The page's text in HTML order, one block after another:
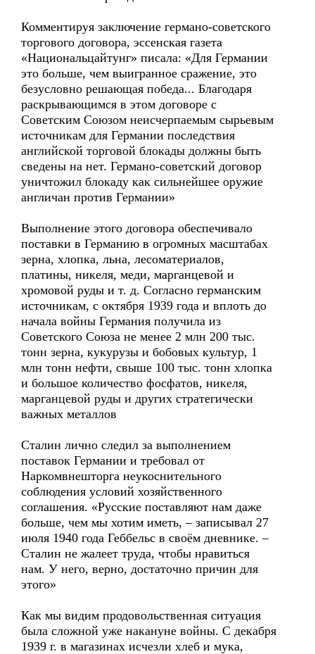
Комментируя заключение германо-советского
торгового договора, эссенская газета
«Национальцайтунг» писала: «Для Германии
это больше, чем выигранное сражение, это
безусловно решающая победа... Благодаря
раскрывающимся в этом договоре с
Советским Союзом неисчерпаемым сырьевым
источникам для Германии последствия
английской торговой блокады должны быть
сведены на нет. Германо-советский договор
уничтожил блокаду как сильнейшее оружие
англичан против Германии»
Выполнение этого договора обеспечивало
поставки в Германию в огромных масштабах
зерна, хлопка, льна, лесоматериалов,
платины, никеля, меди, марганцевой и
хромовой руды и т. д. Согласно германским
источникам, с октября 1939 года и вплоть до
начала войны Германия получила из
Советского Союза не менее 2 млн 200 тыс.
тонн зерна, кукурузы и бобовых культур, 1
млн тонн нефти, свыше 100 тыс. тонн хлопка
и большое количество фосфатов, никеля,
марганцевой руды и других стратегически
важных металлов
Сталин лично следил за выполнением
поставок Германии и требовал от
Наркомвнешторга неукоснительного
соблюдения условий хозяйственного
соглашения. «Русские поставляют нам даже
больше, чем мы хотим иметь, – записывал 27
июля 1940 года Геббельс в своём дневнике. –
Сталин не жалеет труда, чтобы нравиться
нам. У него, верно, достаточно причин для
этого»
Как мы видим продовольственная ситуация
была сложной уже накануне войны. С декабря
1939 г. в магазинах исчезли хлеб и мука,